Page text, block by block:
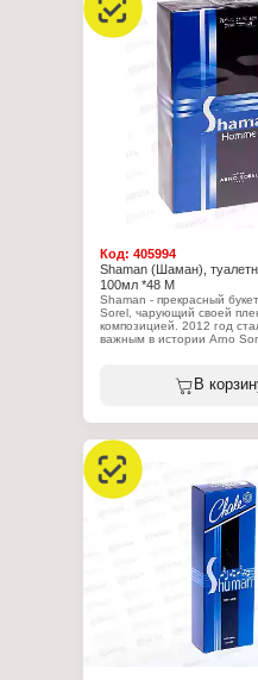
Код: 405994
Shaman (Шаман),
100мл *48 М
Shaman - прекрасный
Sorel, чарующий своей
композицией. 2012 год
важным в истории Arno
описываемом году был
Shaman. Ноты таких
апельсин и эвкалипт -
перед приверженцами в
туалетной композиции.
мускус окутывают любителя
завораживающими,
звуками в своей базе.
Соблазнительность,
роскошность - вот что
аромат. Искушенный
описываемых духах тень
Характеристики:
Бренд: Arno Sorel
Тип товара: туалетная вода
Назначение: мужская
В